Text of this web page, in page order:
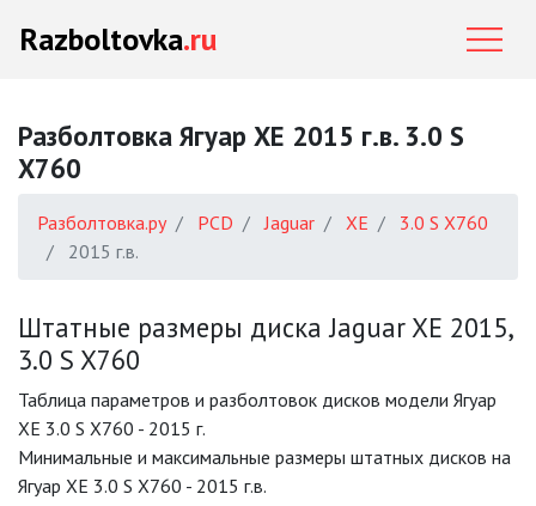
Razboltovka.ru
Разболтовка Ягуар XE 2015 г.в. 3.0 S
X760
Разболтовка.ру PCD Jaguar XE
3.0 S X760
2015 г.в.
Штатные размеры диска Jaguar XE 2015,
3.0 S X760
Таблица параметров и разболтовок дисков модели Ягуар
XE 3.0 S X760 - 2015 г.
Минимальные и максимальные размеры штатных дисков на
Ягуар XE 3.0 S X760 - 2015 г.в.